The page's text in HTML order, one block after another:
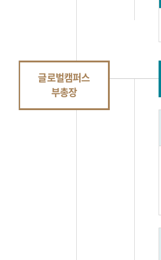
글로벌캠퍼스
부총장